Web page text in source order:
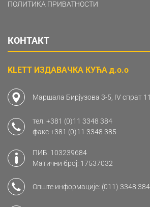
ПОЛИТИКА ПРИВАТНОСТИ
КОНТАКТ
KLETT ИЗДАВАЧКА КУЋА д.о.о
Маршала Бирјузова 3-5, IV спрат
тел. +381 (0)11 3348 384
факс+381 (0)11 3348 385
ПИБ: 103239684
Матични број: 17537032
Опште информације: (011) 3348 384